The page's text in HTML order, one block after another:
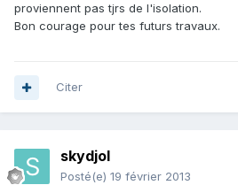
proviennent pas tjrs de l'isolation.
Bon courage pour tes futurs travaux.
Citer
skydjol
Posté(e) 19 février 2013